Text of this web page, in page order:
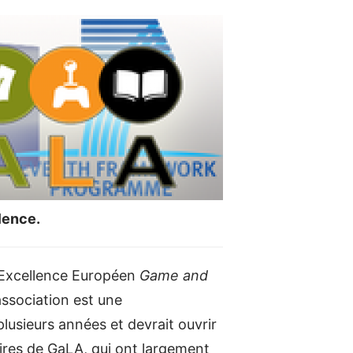
Européen Game and
est une
années et devrait ouvrir
de GaLA, qui ont largement